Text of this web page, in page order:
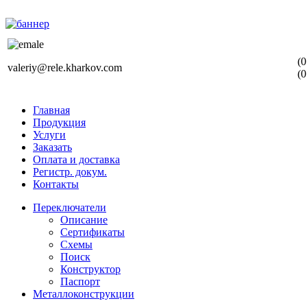
valeriy@rele.kharkov.com
Главная
Продукция
Услуги
Заказать
Оплата и доставка
Регистр. докум.
Контакты
Переключатели
Описание
Сертификаты
Схемы
Поиск
Конструктор
Паспорт
Металлоконструкции